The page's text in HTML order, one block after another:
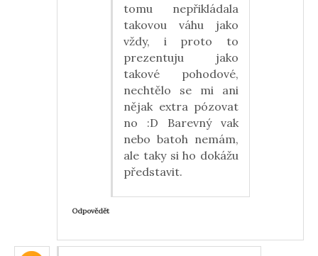
tomu nepřikládala
takovou váhu jako
vždy, i proto to
prezentuju jako
takové pohodové,
nechtělo se mi ani
nějak extra pózovat
no :D Barevný vak
nebo batoh nemám,
ale taky si ho dokážu
představit.
Odpovědět